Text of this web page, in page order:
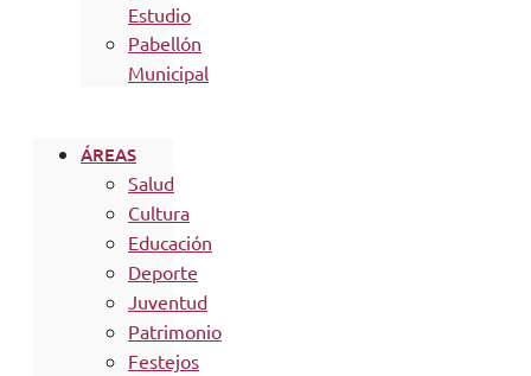
Estudio
Pabellón
Municipal
ÁREAS
Salud
Cultura
Educación
Deporte
Juventud
Patrimonio
Festejos